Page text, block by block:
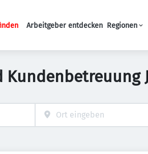
Haupt-Navigation
Arbeitgeber entdecken Regionen